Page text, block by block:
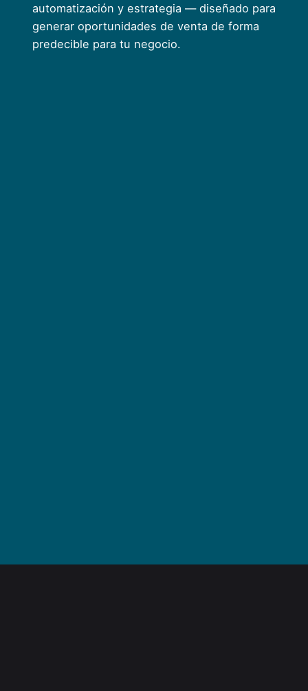
automatización y estrategia — diseñado para
generar oportunidades de venta de forma
predecible para tu negocio.